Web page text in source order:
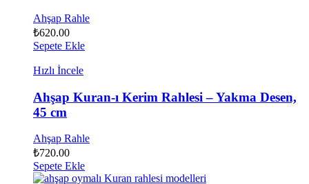
Ahşap Rahle
₺620.00
Sepete Ekle
Hızlı İncele
Ahşap Kuran-ı Kerim Rahlesi – Yakma Desen,
45 cm
Ahşap Rahle
₺720.00
Sepete Ekle